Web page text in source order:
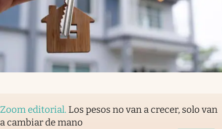
Zoom editorial. Los pesos no van a crecer, solo van
a cambiar de mano